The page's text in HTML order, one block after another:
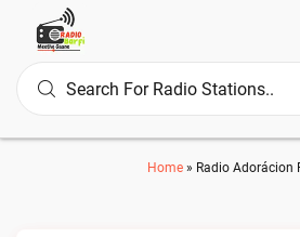
Home » Radio Adorácion